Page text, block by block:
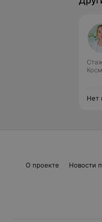
Нет
О проекте Новости